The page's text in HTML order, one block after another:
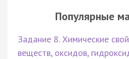
Популярные
Задание 8. Химические
веществ, оксидов,